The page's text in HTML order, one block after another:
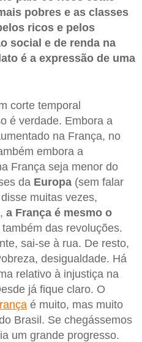
pobres e as classes
ricos e pelos
social e de renda na
é a expressão de uma
corte temporal
é verdade. Embora a
na França, no
embora a
França seja menor do
da Europa (sem falar
muitas vezes,
a França é mesmo o
também das revoluções.
sai-se à rua. De resto,
desigualdade. Há
relativo à injustiça na
já fique claro. O
é muito, mas muito
Brasil. Se chegássemos
um grande progresso.